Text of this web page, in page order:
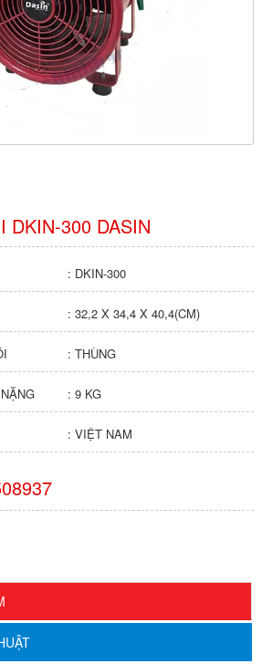
DKIN-300 DASIN
: DKIN-300
: 32,2 X 34,4 X 40,4(CM)
: THÙNG
: 9 KG
: VIỆT NAM